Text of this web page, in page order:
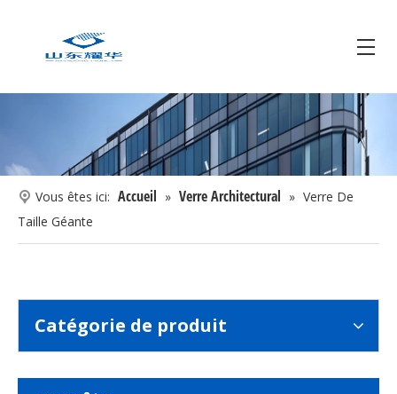
Vous êtes ici: Accueil » Verre Architectural » Verre De
Taille Géante
Catégorie de produit